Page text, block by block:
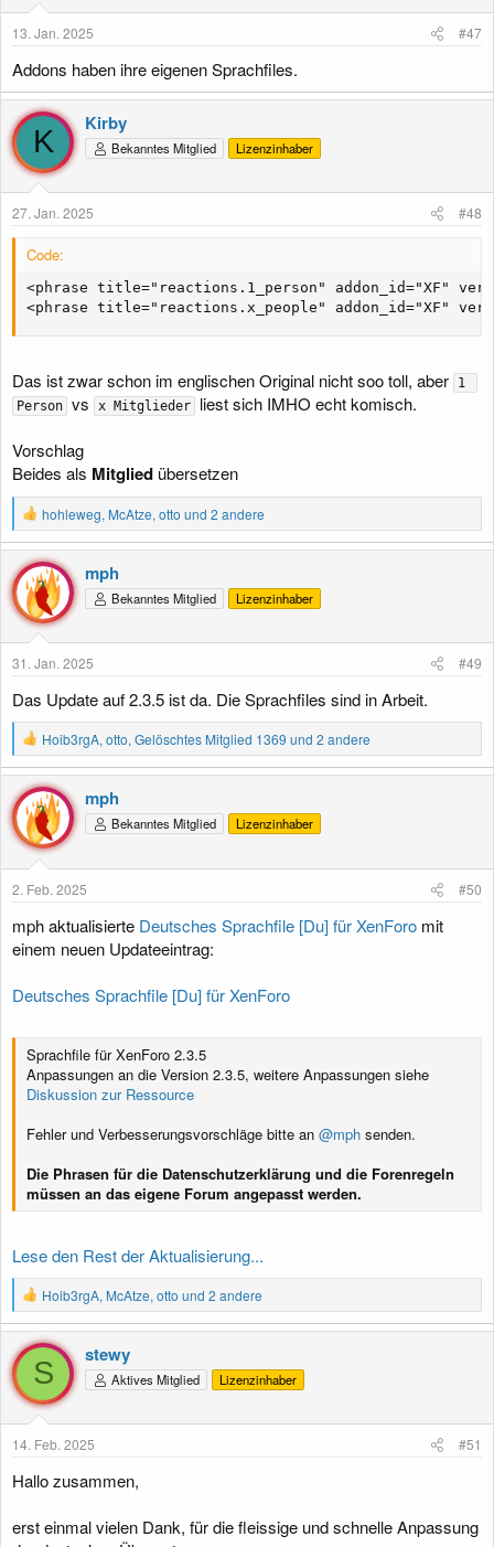
13. Jan. 2025 #47
Addons haben ihre eigenen Sprachfiles.
K
Kirby
Bekanntes Mitglied Lizenzinhaber
27. Jan. 2025 #48
Code:
<phrase title="reactions.1_person" addon_id="XF"
<phrase title="reactions.x_people" addon_id="XF"
Das ist zwar schon im englischen Original nicht soo toll, aber
1
Person vs x Mitglieder
liest sich IMHO echt komisch.
Vorschlag
Beides als Mitglied übersetzen
R
e
a
k
t
o
n
n
hohleweg, McAtze, otto und 2 andere
mph
Bekanntes Mitglied Lizenzinhaber
31. Jan. 2025 #49
Das Update auf 2.3.5 ist da. Die Sprachfiles sind in Arbeit.
R
e
a
k
t
o
n
n
Hoib3rgA, otto, Gelöschtes Mitglied 1369 und 2 andere
mph
Bekanntes Mitglied Lizenzinhaber
2. Feb. 2025 #50
mph aktualisierte Deutsches Sprachfile [Du] für XenForo mit
einem neuen Updateeintrag:
Deutsches Sprachfile [Du] für XenForo
Sprachfile für XenForo 2.3.5
Anpassungen an die Version 2.3.5, weitere Anpassungen siehe
Diskussion zur Ressource
Fehler und Verbesserungsvorschläge bitte an @mph senden.
Die Phrasen für die Datenschutzerklärung und die Forenregeln
müssen an das eigene Forum angepasst werden.
Lese den Rest der Aktualisierung...
R
e
a
k
t
i
o
n
n
Hoib3rgA, McAtze, otto und 2 andere
S
stewy
Aktives Mitglied Lizenzinhaber
14. Feb. 2025 #51
Hallo zusammen,
erst einmal vielen Dank, für die fleissige und schnelle Anpassung